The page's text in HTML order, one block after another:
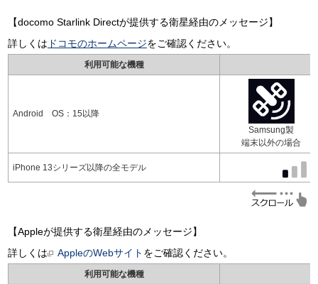
【docomo Starlink Directが提供する衛星経由のメッセージ】
詳しくは ドコモのホームページをご確認ください。
利用可能な機種
Android OS：15以降
Samsung製
端末以外の場合
iPhone 13シリーズ以降の全モデル
【Appleが提供する衛星経由のメッセージ】
詳しくは
AppleのWebサイト をご確認ください。
利用可能な機種